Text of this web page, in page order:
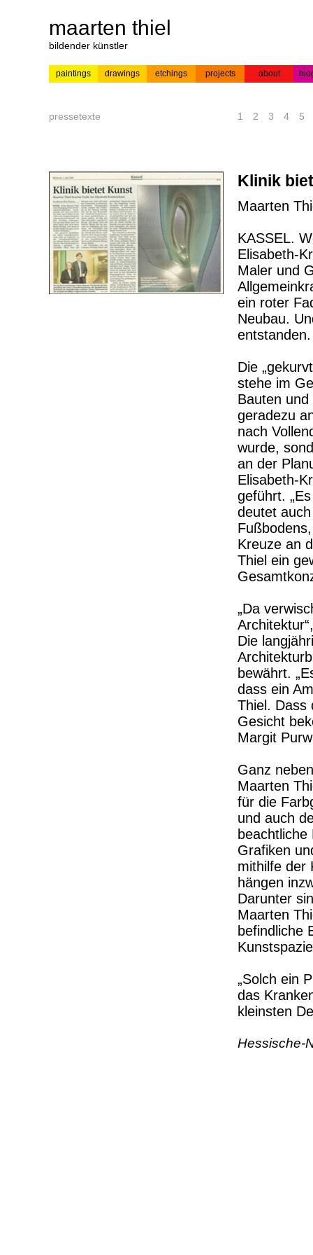
maarten thiel
bildender künstler
paintings drawings etchings projects about
pressetexte 1 2 3 4 5
Klinik
Maarten
KASSEL.
Elisabeth-
Maler und
ein roter
Neubau.
Die
stehe im
Bauten
geradezu
nach
wurde,
an der
Elisabeth-
geführt.
deutet
Kreuze an
Thiel ein
„Da
Die
bewährt.
dass ein
Thiel. Dass
Gesicht
Margit
Ganz
Maarten
für die
und auch
Grafiken
mithilfe der
hängen
Darunter
Maarten
befindliche
„Solch ein
das
kleinsten
Hessische-